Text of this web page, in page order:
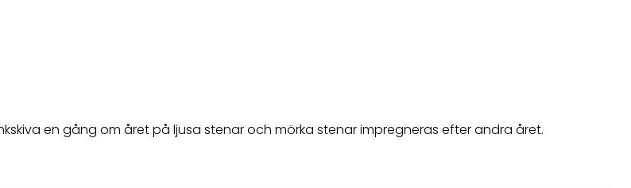
en gång om året på ljusa stenar och mörka stenar impregneras efter andra året.